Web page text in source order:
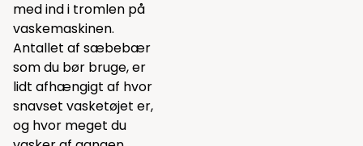
med ind i tromlen på
vaskemaskinen.
Antallet af sæbebær
som du bør bruge, er
lidt afhængigt af hvor
snavset vasketøjet er,
og hvor meget du